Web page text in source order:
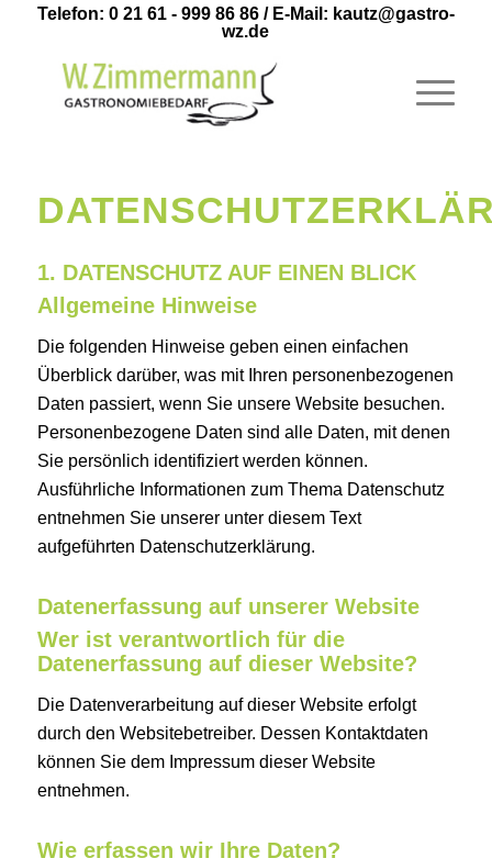
Telefon: 0 21 61 - 999 86 86/ E-Mail: kautz@gastro-
wz.de
1. DATENSCHUTZ AUF EINEN BLICK
Allgemeine Hinweise
Die folgenden Hinweise geben einen einfachen
Überblick darüber, was mit Ihren personenbezogenen
Daten passiert, wenn Sie unsere Website besuchen.
Personenbezogene Daten sind alle Daten, mit denen
Sie persönlich identifiziert werden können.
Ausführliche Informationen zum Thema Datenschutz
entnehmen Sie unserer unter diesem Text
aufgeführten Datenschutzerklärung.
Datenerfassung auf unserer Website
Wer ist verantwortlich für die
Datenerfassung auf dieser Website?
Die Datenverarbeitung auf dieser Website erfolgt
durch den Websitebetreiber. Dessen Kontaktdaten
können Sie dem Impressum dieser Website
entnehmen.
Wie erfassen wir Ihre Daten?